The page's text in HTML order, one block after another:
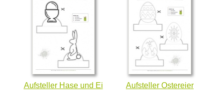
Aufsteller Hase und Ei Aufsteller Ostereier